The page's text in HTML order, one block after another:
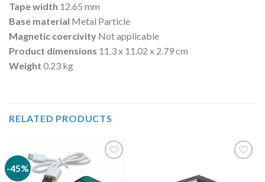
Tape width 12.65 mm
Base material Metal Particle
Magnetic coercivity Not applicable
Product dimensions 11.3 x 11.02 x 2.79 cm
Weight 0.23 kg
RELATED PRODUCTS
-45%